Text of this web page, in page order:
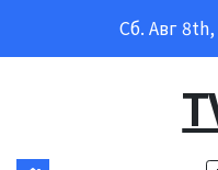
Сб. Авг